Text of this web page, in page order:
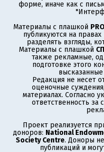
форме, иначе как с
Материалы с плашкой
публикуются на
разделять взгляды,
Материалы с плашкой
также рекламные,
подготовке этого
высказанные
Редакция не несет
оценочные
материалах. Согласно
ответственность
Проект реализуется
доноров: National
Society Centre. Доноры
публикаций и